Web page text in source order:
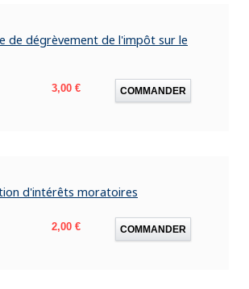
de dégrèvement de l'impôt sur le
Prix
3,00 € COMMANDER
d'intérêts moratoires
Prix
2,00 € COMMANDER